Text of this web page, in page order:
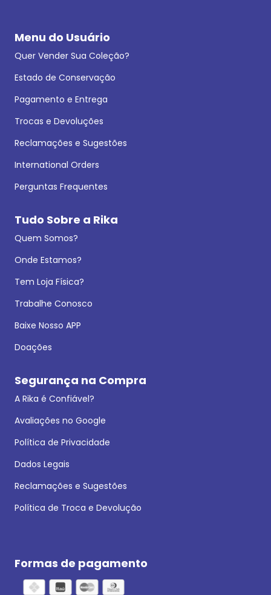
Menu do Usuário
Quer Vender Sua Coleção?
Estado de Conservação
Pagamento e Entrega
Trocas e Devoluções
Reclamações e Sugestões
International Orders
Perguntas Frequentes
Tudo Sobre a Rika
Quem Somos?
Onde Estamos?
Tem Loja Física?
Trabalhe Conosco
Baixe Nosso APP
Doações
Segurança na Compra
A Rika é Confiável?
Avaliações no Google
Política de Privacidade
Dados Legais
Reclamações e Sugestões
Política de Troca e Devolução
Formas de pagamento